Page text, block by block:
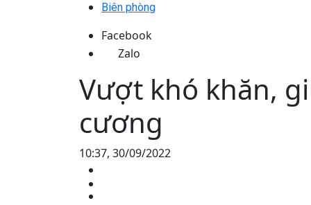
Biên phòng
Facebook
Zalo
Vượt khó khăn,
cương
10:37, 30/09/2022